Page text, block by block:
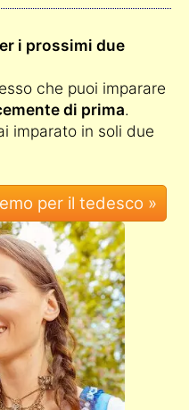
i prossimi due
che puoi imparare
di prima.
imparato in soli due